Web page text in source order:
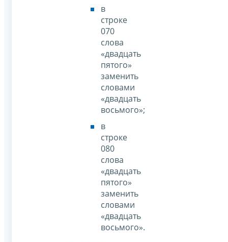
в
строке
070
слова
«двадцать
пятого»
заменить
словами
«двадцать
восьмого»;
в
строке
080
слова
«двадцать
пятого»
заменить
словами
«двадцать
восьмого».